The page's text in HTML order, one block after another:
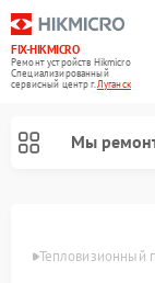
FIX-HIKMICRO
Ремонт устройств Hikmicro
Специализированный
cервисный центр г.Луганск
Мы
Тепловизионный